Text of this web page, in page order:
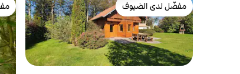
مفضّل لدى الضيوف
مفضّل لدى الضيوف